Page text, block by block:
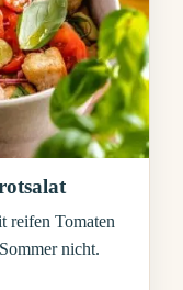
reifen Tomaten
nicht.